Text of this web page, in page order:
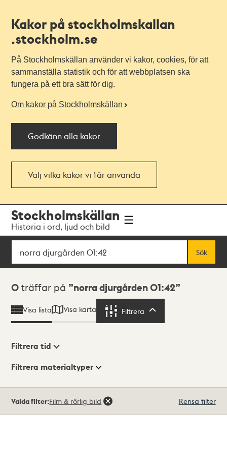
Kakor på stockholmskallan
.stockholm.se
På Stockholmskällan använder vi kakor, cookies, för att
sammanställa statistik och för att webbplatsen ska
fungera på ett bra sätt för dig.
Om kakor på Stockholmskällan
Godkänn alla kakor
Välj vilka kakor vi får använda
navigationen
huvudinnehållet
Stockholmskällan
Historia i ord, ljud och bild
Sök
Sök
Sökresultat
0 träffar på norra djurgården 01:42
Visa lista Visa karta Filtrera
Visningsläge
Filtrera tid
Filtrera materialtyper
träffar
Valda filter:Film & rörlig bild Rensa filter